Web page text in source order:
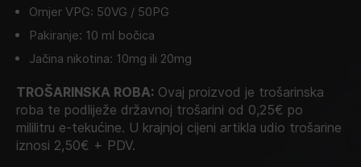
Omjer VPG: 50VG / 50PG
Pakiranje: 10 ml bočica
Jačina nikotina: 10mg ili 20mg
TROŠARINSKA ROBA: Ovaj proizvod je trošarinska
roba te podliježe državnoj trošarini od 0,25€ po
mililitru e-tekućine. U krajnjoj cijeni artikla udio trošarine
iznosi 2,50€ + PDV.